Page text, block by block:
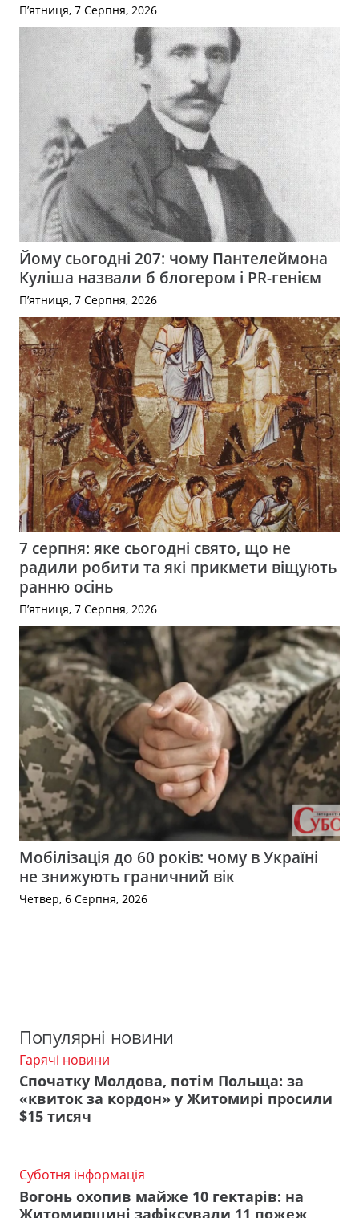
П’ятниця, 7 Серпня, 2026
Йому сьогодні 207: чому Пантелеймона
Куліша назвали б блогером і PR-генієм
П’ятниця, 7 Серпня, 2026
7 серпня: яке сьогодні свято, що не
радили робити та які прикмети віщують
ранню осінь
П’ятниця, 7 Серпня, 2026
Мобілізація до 60 років: чому в Україні
не знижують граничний вік
Четвер, 6 Серпня, 2026
Популярні новини
Гарячі новини
Спочатку Молдова, потім Польща: за
«квиток за кордон» у Житомирі просили
$15 тисяч
Суботня інформація
Вогонь охопив майже 10 гектарів: на
Житомирщині зафіксували 11 пожеж